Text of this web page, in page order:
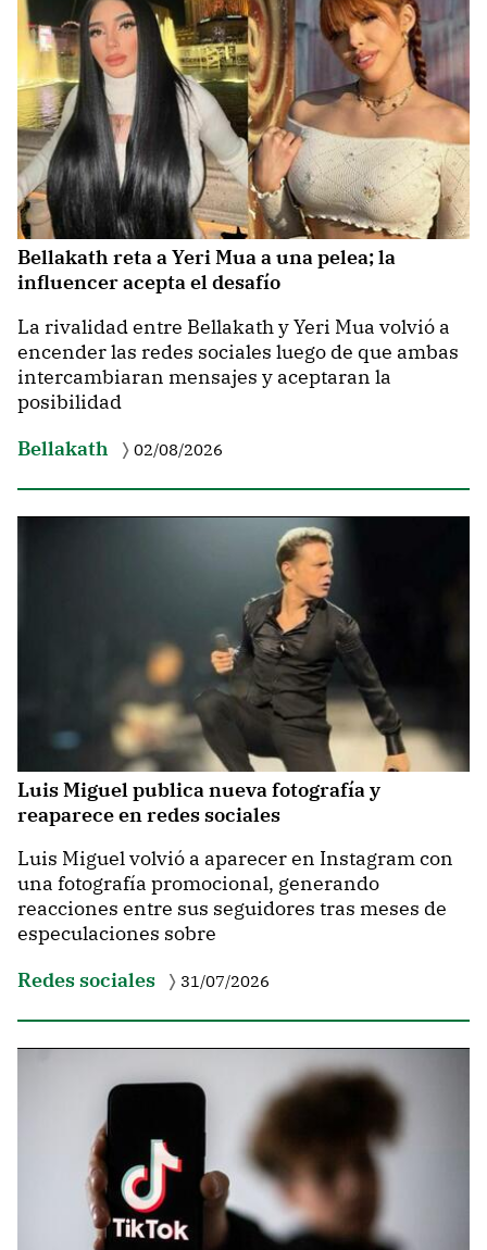
Bellakath reta a Yeri Mua a una pelea; la
influencer acepta el desafío
La rivalidad entre Bellakath y Yeri Mua volvió a
encender las redes sociales luego de que ambas
intercambiaran mensajes y aceptaran la
posibilidad
Bellakath
02/08/2026
Luis Miguel publica nueva fotografía y
reaparece en redes sociales
Luis Miguel volvió a aparecer en Instagram con
una fotografía promocional, generando
reacciones entre sus seguidores tras meses de
especulaciones sobre
Redes sociales
31/07/2026